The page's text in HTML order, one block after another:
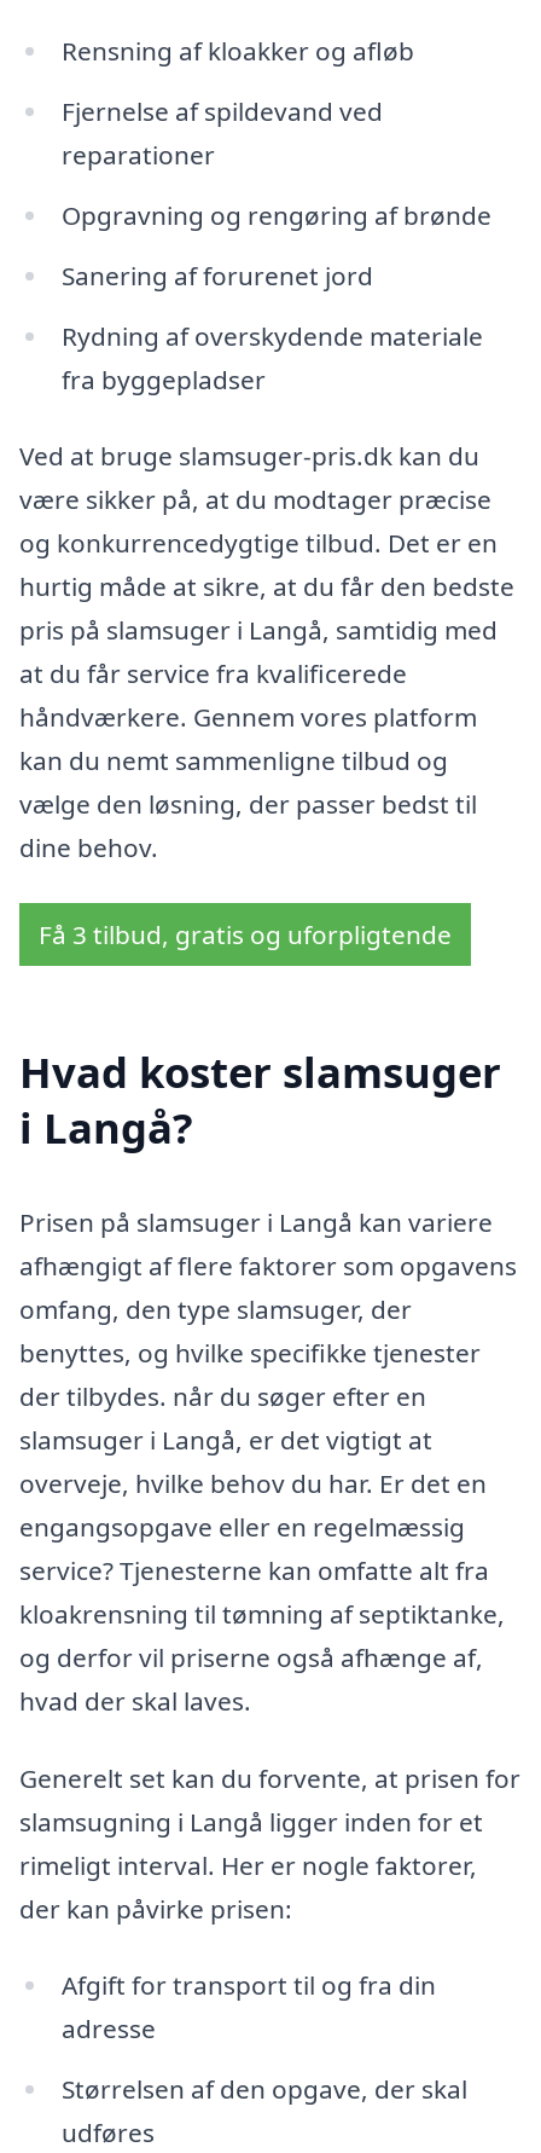
Rensning af kloakker og afløb
Fjernelse af spildevand ved
reparationer
Opgravning og rengøring af brønde
Sanering af forurenet jord
Rydning af overskydende materiale
fra byggepladser
Ved at bruge slamsuger-pris.dk kan du
være sikker på, at du modtager præcise
og konkurrencedygtige tilbud. Det er en
hurtig måde at sikre, at du får den bedste
pris på slamsuger i Langå, samtidig med
at du får service fra kvalificerede
håndværkere. Gennem vores platform
kan du nemt sammenligne tilbud og
vælge den løsning, der passer bedst til
dine behov.
Få 3 tilbud, gratis og uforpligtende
Hvad koster slamsuger
i Langå?
Prisen på slamsuger i Langå kan variere
afhængigt af flere faktorer som opgavens
omfang, den type slamsuger, der
benyttes, og hvilke specifikke tjenester
der tilbydes. når du søger efter en
slamsuger i Langå, er det vigtigt at
overveje, hvilke behov du har. Er det en
engangsopgave eller en regelmæssig
service? Tjenesterne kan omfatte alt fra
kloakrensning til tømning af septiktanke,
og derfor vil priserne også afhænge af,
hvad der skal laves.
Generelt set kan du forvente, at prisen for
slamsugning i Langå ligger inden for et
rimeligt interval. Her er nogle faktorer,
der kan påvirke prisen:
Afgift for transport til og fra din
adresse
Størrelsen af den opgave, der skal
udføres